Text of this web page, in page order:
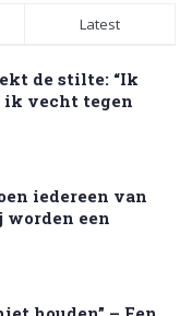
Latest
de stilte: “Ik
ik vecht tegen
iedereen van
worden een